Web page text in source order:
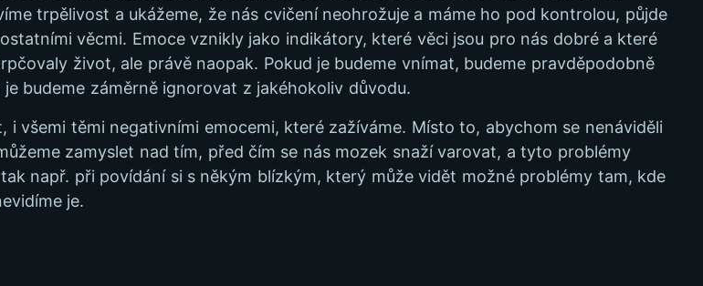
trpělivost a ukážeme, že nás cvičení neohrožuje a máme ho pod kontrolou, půjde
věcmi. Emoce vznikly jako indikátory, které věci jsou pro nás dobré a které
život, ale právě naopak. Pokud je budeme vnímat, budeme pravděpodobně
budeme záměrně ignorovat z jakéhokoliv důvodu.
i všemi těmi negativními emocemi, které zažíváme. Místo to, abychom se nenáviděli
zamyslet nad tím, před čím se nás mozek snaží varovat, a tyto problémy
např. při povídání si s někým blízkým, který může vidět možné problémy tam, kde
je.